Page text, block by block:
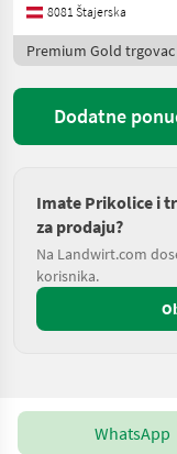
8081 Štajerska
Premium Gold trgovac
Dodatne
Imate Prikolice i
za prodaju?
Na Landwirt.com
korisnika.
WhatsApp